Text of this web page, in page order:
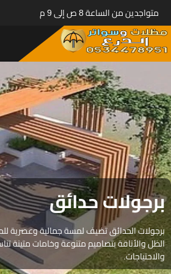
متواجدين من الساعة 8 ص إلى 9 م
برجولات حدائق
برجولات الحدائق تضيف لمسة جمالية وعصرية
الظل والأناقة بتصاميم متنوعة وخامات متينة
والاحتياجات.